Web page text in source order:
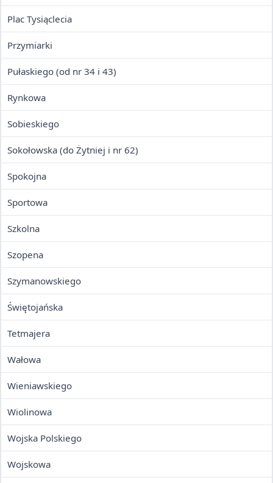
Plac Tysiąclecia
Przymiarki
Pułaskiego (od nr 34 i 43)
Rynkowa
Sobieskiego
Sokołowska (do Żytniej i nr 62)
Spokojna
Sportowa
Szkolna
Szopena
Szymanowskiego
Świętojańska
Tetmajera
Wałowa
Wieniawskiego
Wiolinowa
Wojska Polskiego
Wojskowa